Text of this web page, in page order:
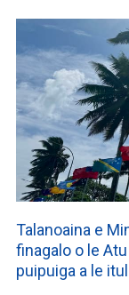
Talanoaina e
finagalo o le
puipuiga a le